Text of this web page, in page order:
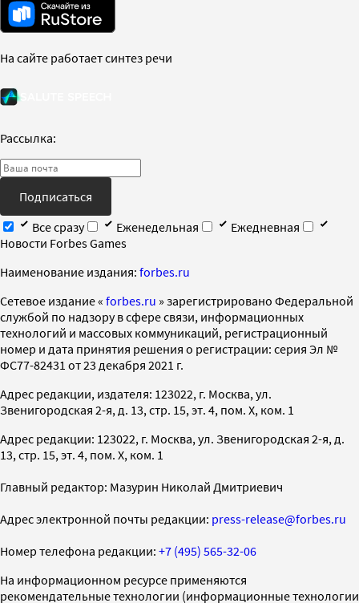
На сайте работает синтез речи
Рассылка:
Подписаться
Все сразу
Еженедельная
Ежедневная
Новости Forbes Games
Наименование издания: forbes.ru
Cетевое издание « forbes.ru » зарегистрировано Федеральной
службой по надзору в сфере связи, информационных
технологий и массовых коммуникаций, регистрационный
номер и дата принятия решения о регистрации: серия Эл №
ФС77-82431 от 23 декабря 2021 г.
Адрес редакции, издателя: 123022, г. Москва, ул.
Звенигородская 2-я, д. 13, стр. 15, эт. 4, пом. X, ком. 1
Адрес редакции: 123022, г. Москва, ул. Звенигородская 2-я, д.
13, стр. 15, эт. 4, пом. X, ком. 1
Главный редактор: Мазурин Николай Дмитриевич
Адрес электронной почты редакции: press-release@forbes.ru
Номер телефона редакции: +7 (495) 565-32-06
На информационном ресурсе применяются
рекомендательные технологии (информационные технологии